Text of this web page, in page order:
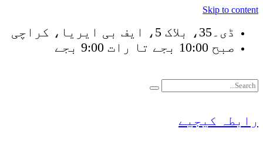
Skip to content
ڈی۔35، بلاک 5، ایف بی ایریا، کراچی
صبح 10:00 بجے تا رات 9:00 بجے
رابطہ کیجیے